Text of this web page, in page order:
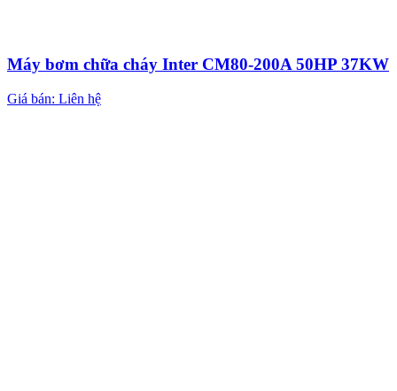
Máy bơm chữa cháy Inter CM80-200A 50HP 37KW
Giá bán: Liên hệ